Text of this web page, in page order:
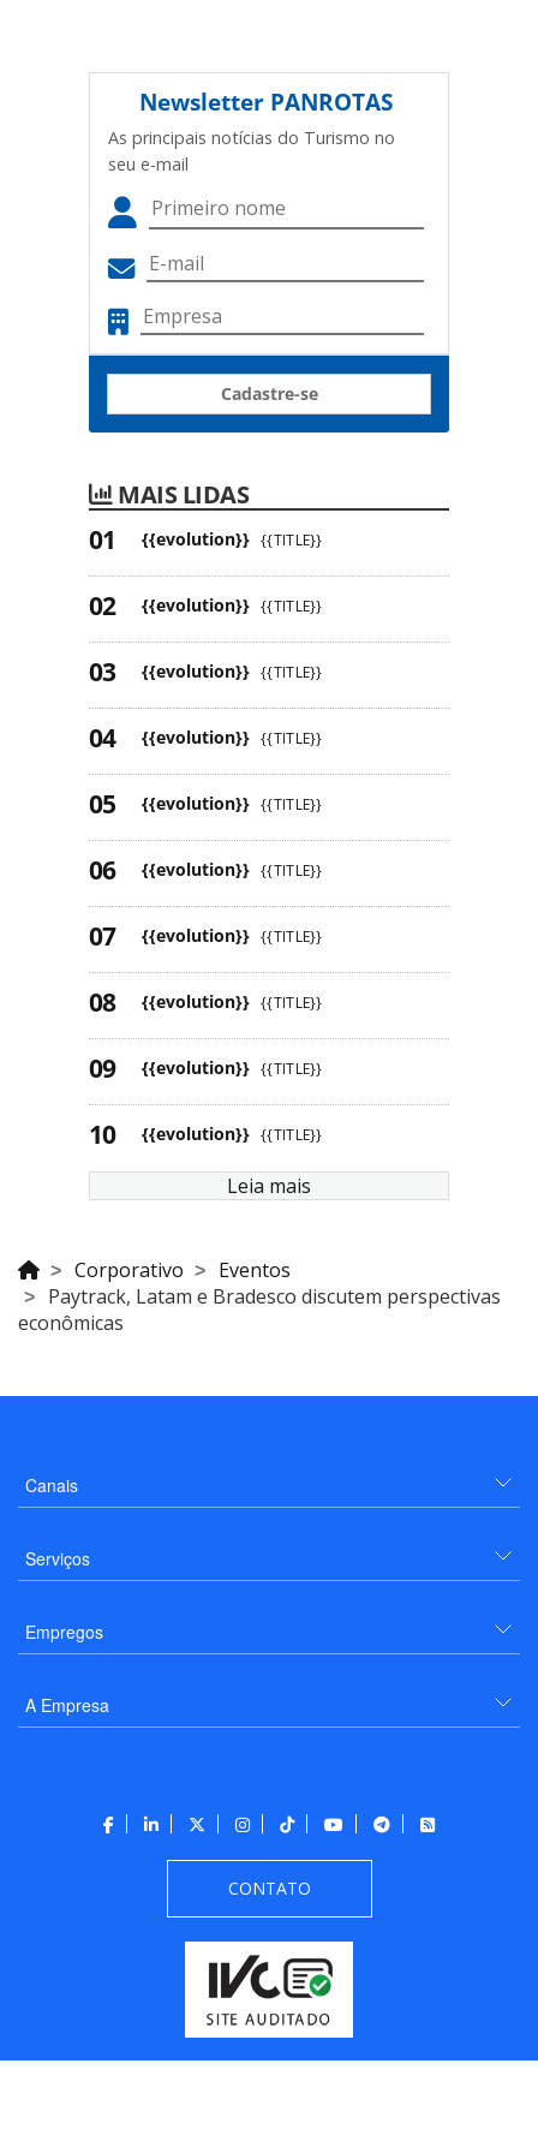
Newsletter PANROTAS
As principais notícias do Turismo no
seu e-mail
Cadastre-se
MAIS LIDAS
{{evolution}} {{TITLE}}
{{evolution}} {{TITLE}}
{{evolution}} {{TITLE}}
{{evolution}} {{TITLE}}
{{evolution}} {{TITLE}}
{{evolution}} {{TITLE}}
{{evolution}} {{TITLE}}
{{evolution}} {{TITLE}}
{{evolution}} {{TITLE}}
{{evolution}} {{TITLE}}
Leia mais
Corporativo
Eventos
Paytrack, Latam e Bradesco discutem perspectivas
econômicas
Canais
Serviços
Empregos
A Empresa
CONTATO